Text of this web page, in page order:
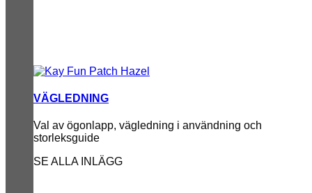
VÄGLEDNING
Val av ögonlapp, vägledning i användning och
storleksguide
SE ALLA INLÄGG